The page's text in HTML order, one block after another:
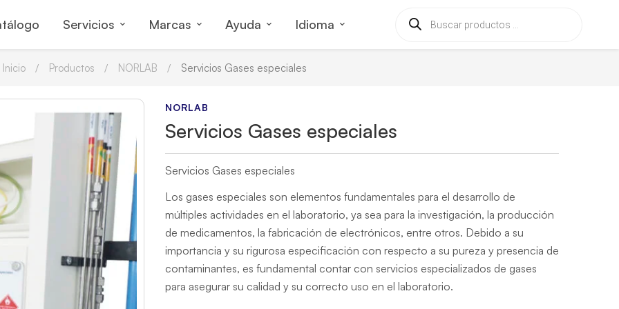
Servicios Marcas Ayuda Idioma
Inicio Productos NORLAB Servicios Gases especiales
NORLAB
Servicios Gases especiales
Servicios Gases especiales
Los gases especiales son elementos fundamentales para el desarrollo de
múltiples actividades en el laboratorio, ya sea para la investigación, la producción
de medicamentos, la fabricación de electrónicos, entre otros. Debido a su
importancia y su rigurosa especificación con respecto a su pureza y presencia de
contaminantes, es fundamental contar con servicios especializados de gases
para asegurar su calidad y su correcto uso en el laboratorio.